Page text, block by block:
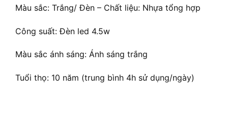
Màu sắc: Trắng/ Đèn – Chất liệu: Nhựa tổng hợp
Công suất: Đèn led 4.5w
Màu sắc ánh sáng: Ánh sáng trắng
Tuổi thọ: 10 năm (trung bình 4h sử dụng/ngày)